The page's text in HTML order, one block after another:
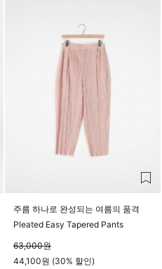
주름 하나로 완성되는 여름의 품격
Pleated Easy Tapered Pants
63,000원
44,100원 (30% 할인)